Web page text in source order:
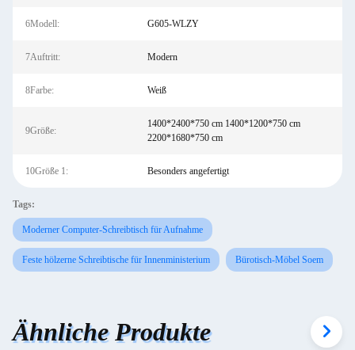
6Modell: G605-WLZY
7Auftritt: Modern
8Farbe: Weiß
9Größe:
1400*2400*750 cm 1400*1200*750 cm
2200*1680*750 cm
10Größe 1: Besonders angefertigt
Tags:
Moderner Computer-Schreibtisch für Aufnahme
Feste hölzerne Schreibtische für Innenministerium Bürotisch-Möbel Soem
Ähnliche Produkte